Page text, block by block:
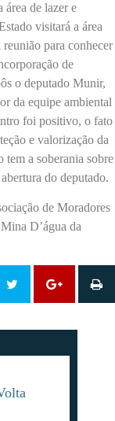
área de lazer e
visitará a área
para conhecer
de
o deputado Munir,
da equipe ambiental
foi positivo, o fato
e valorização da
tem a soberania sobre
do deputado.
de Moradores
D’água da